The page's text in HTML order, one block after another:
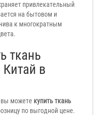
привлекательный
на бытовом и
к многократным
ткань
в
вы можете купить ткань
по выгодной цене.